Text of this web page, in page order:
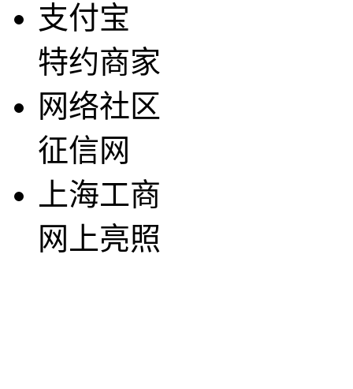
支付宝
特约商家
网络社区
征信网
上海工商
网上亮照